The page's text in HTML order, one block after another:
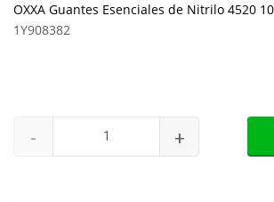
OXXA Guantes Esenciales de Nitrilo 4520
1Y908382
- +